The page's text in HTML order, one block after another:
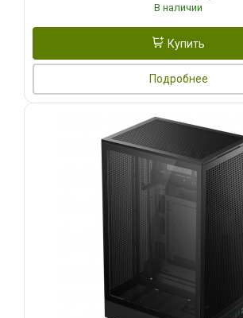
В наличии
Купить
Подробнее